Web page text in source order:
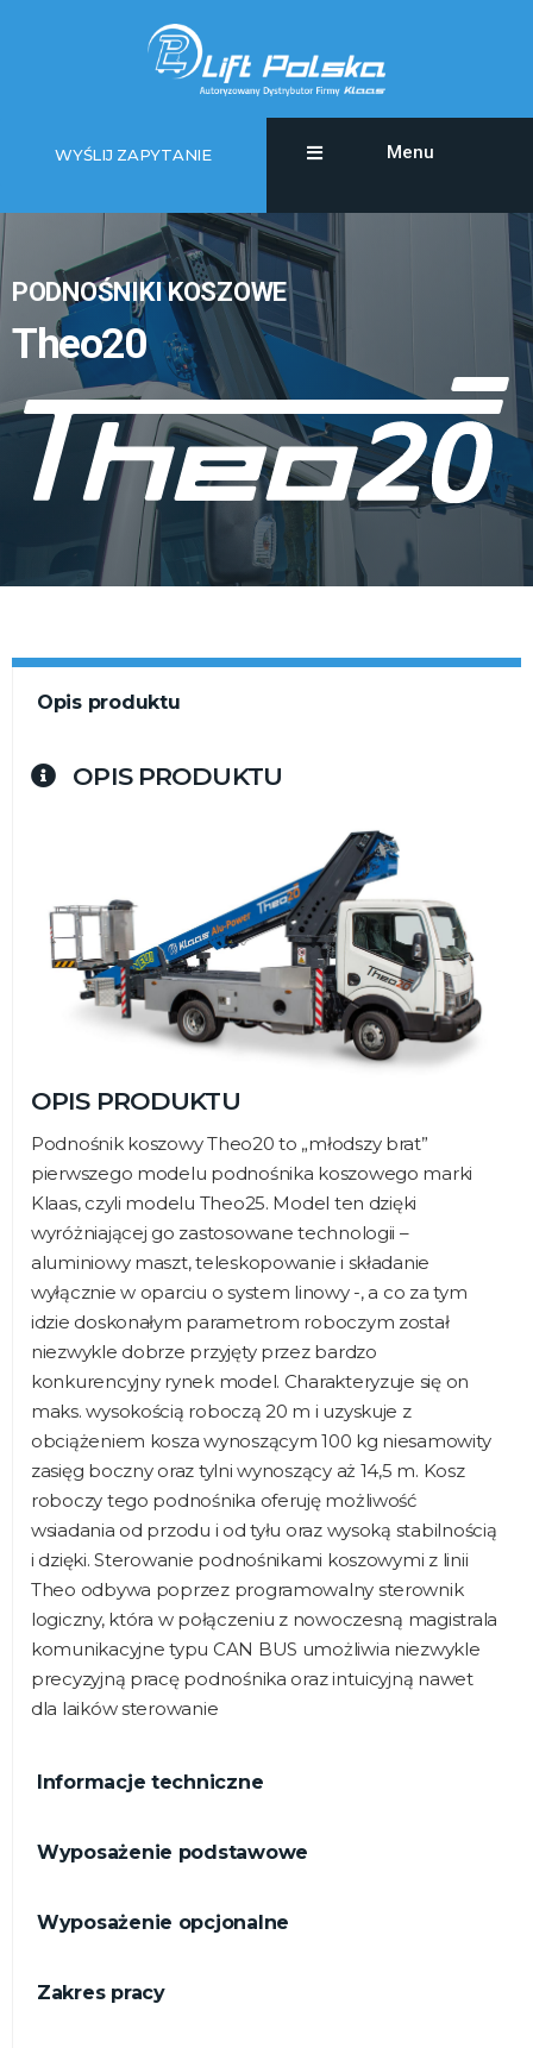
Menu
WYŚLIJ ZAPYTANIE
PODNOŚNIKI KOSZOWE
Theo20
Opis produktu
OPIS PRODUKTU
OPIS PRODUKTU
Podnośnik koszowy Theo20 to „młodszy brat”
pierwszego modelu podnośnika koszowego marki
Klaas, czyli modelu Theo25. Model ten dzięki
wyróżniającej go zastosowane technologii –
aluminiowy maszt, teleskopowanie i składanie
wyłącznie w oparciu o system linowy -, a co za tym
idzie doskonałym parametrom roboczym został
niezwykle dobrze przyjęty przez bardzo
konkurencyjny rynek model. Charakteryzuje się on
maks. wysokością roboczą 20 m i uzyskuje z
obciążeniem kosza wynoszącym 100 kg niesamowity
zasięg boczny oraz tylni wynoszący aż 14,5 m. Kosz
roboczy tego podnośnika oferuję możliwość
wsiadania od przodu i od tyłu oraz wysoką stabilnością
i dzięki. Sterowanie podnośnikami koszowymi z linii
Theo odbywa poprzez programowalny sterownik
logiczny, która w połączeniu z nowoczesną magistrala
komunikacyjne typu CAN BUS umożliwia niezwykle
precyzyjną pracę podnośnika oraz intuicyjną nawet
dla laików sterowanie
Informacje techniczne
Wyposażenie podstawowe
Wyposażenie opcjonalne
Zakres pracy